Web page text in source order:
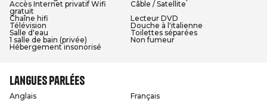
Accès Internet privatif Wifi
gratuit
Câble / Satellite
Chaîne hifi
Lecteur DVD
Télévision
Douche à l'italienne
Salle d'eau
Toilettes séparées
1 salle de bain (privée)
Non fumeur
Hébergement insonorisé
Langues parlées
Anglais Français